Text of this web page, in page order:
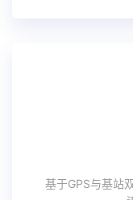
基于GPS与基站